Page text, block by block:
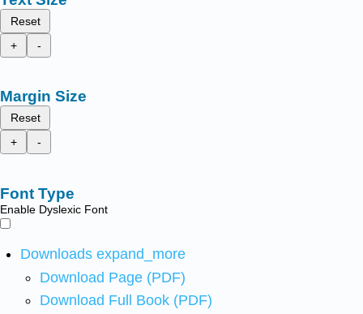
Reset
+
-
Margin Size
Reset
+
-
Font Type
Enable Dyslexic Font
Downloads expand_more
Download Page (PDF)
Download Full Book (PDF)